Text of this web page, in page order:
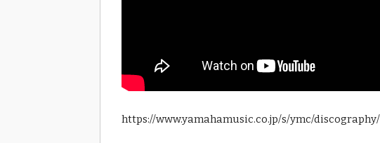
https://www.yamahamusic.co.jp/s/ymc/discography/